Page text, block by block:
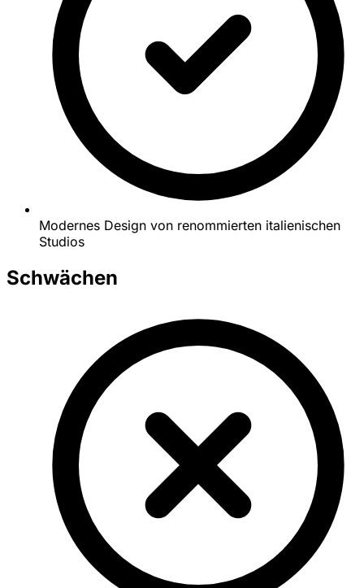
Modernes Design von renommierten italienischen
Studios
Schwächen